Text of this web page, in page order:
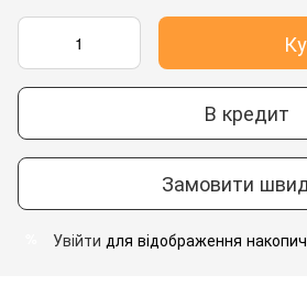
В кредит
Замовити
Увійти для відображення